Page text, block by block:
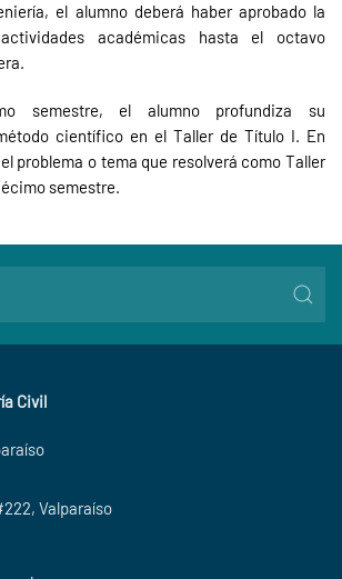
el alumno deberá haber aprobado la
académicas hasta el octavo
semestre, el alumno profundiza su
científico en el Taller de Título I. En
problema o tema que resolverá como Taller
semestre.
Civil
Valparaíso